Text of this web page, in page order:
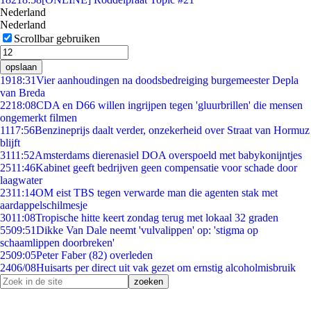
Nederland
Nederland
Scrollbar gebruiken
opslaan
1918:31Vier aanhoudingen na doodsbedreiging burgemeester Depla
van Breda
2218:08CDA en D66 willen ingrijpen tegen 'gluurbrillen' die mensen
ongemerkt filmen
1117:56Benzineprijs daalt verder, onzekerheid over Straat van Hormuz
blijft
3111:52Amsterdams dierenasiel DOA overspoeld met babykonijntjes
2511:46Kabinet geeft bedrijven geen compensatie voor schade door
laagwater
2311:14OM eist TBS tegen verwarde man die agenten stak met
aardappelschilmesje
3011:08Tropische hitte keert zondag terug met lokaal 32 graden
5509:51Dikke Van Dale neemt 'vulvalippen' op: 'stigma op
schaamlippen doorbreken'
2509:05Peter Faber (82) overleden
2406/08Huisarts per direct uit vak gezet om ernstig alcoholmisbruik